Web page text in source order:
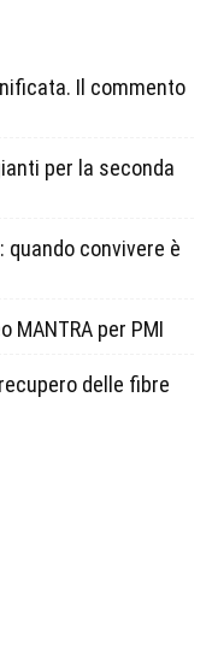
Il commento
per la seconda
convivere è
MANTRA per PMI
delle fibre